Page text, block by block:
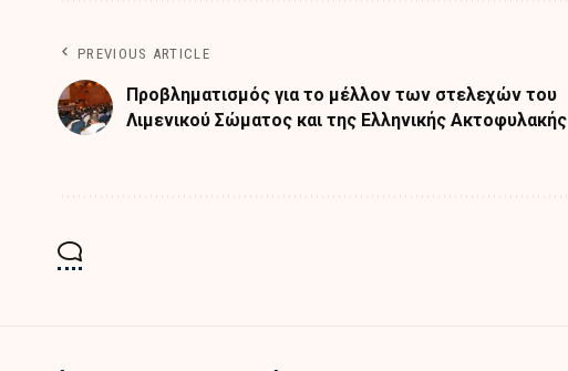
PREVIOUS ARTICLE
Προβληματισμός για το μέλλον των στελεχών του
Λιμενικού Σώματος και της Ελληνικής Ακτοφυλακής